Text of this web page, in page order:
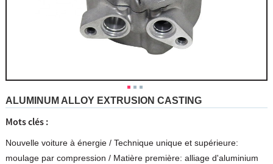
ALUMINUM ALLOY EXTRUSION CASTING
Mots clés :
Nouvelle voiture à énergie/ Technique unique et supérieure:
moulage par compression / Matière première: alliage d'aluminium